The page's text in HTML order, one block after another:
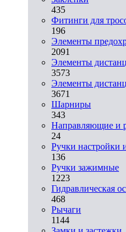
435
Фитинги для
196
Элементы
2091
Элементы
3573
Элементы
3671
Шарниры
343
Направляющие и
24
Ручки настройки
136
Ручки зажимные
1223
Гидравлическая
468
Рычаги
1144